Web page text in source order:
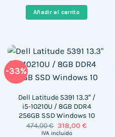
era:
422,00 €.
es:
297,00 €.
Añadir al carrito
-33%
Dell Latitude 5391 13.3″ /
i5-10210U / 8GB DDR4
256GB SSD Windows 10
474,00€ El
precio
318,00 €El
IVA incluido